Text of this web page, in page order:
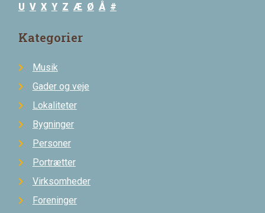
U V X Y Z Æ Ø Å #
Kategorier
Musik
Gader og veje
Lokaliteter
Bygninger
Personer
Portrætter
Virksomheder
Foreninger